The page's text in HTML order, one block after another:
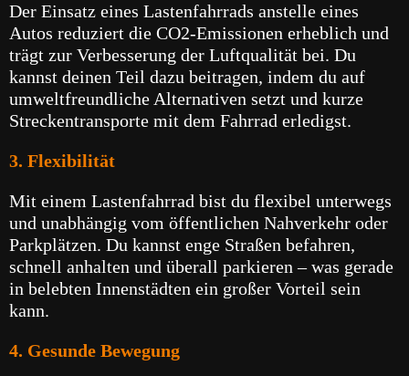
Der Einsatz eines Lastenfahrrads anstelle eines
Autos reduziert die CO2-Emissionen erheblich und
trägt zur Verbesserung der Luftqualität bei. Du
kannst deinen Teil dazu beitragen, indem du auf
umweltfreundliche Alternativen setzt und kurze
Streckentransporte mit dem Fahrrad erledigst.
3. Flexibilität
Mit einem Lastenfahrrad bist du flexibel unterwegs
und unabhängig vom öffentlichen Nahverkehr oder
Parkplätzen. Du kannst enge Straßen befahren,
schnell anhalten und überall parkieren – was gerade
in belebten Innenstädten ein großer Vorteil sein
kann.
4. Gesunde Bewegung